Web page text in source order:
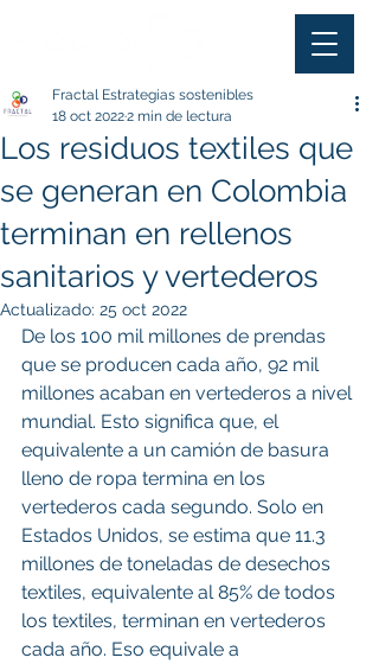
Los residuos textiles que
se generan en Colombia
terminan en rellenos
sanitarios y vertederos
Fractal Estrategias sostenibles
18 oct 20222 min de lectura
Actualizado: 25 oct 2022
De los 100 mil millones de prendas
que se producen cada año, 92 mil
millones acaban en vertederos a nivel
mundial. Esto significa que, el
equivalente a un camión de basura
lleno de ropa termina en los
vertederos cada segundo. Solo en
Estados Unidos, se estima que 11.3
millones de toneladas de desechos
textiles, equivalente al 85% de todos
los textiles, terminan en vertederos
cada año. Eso equivale a